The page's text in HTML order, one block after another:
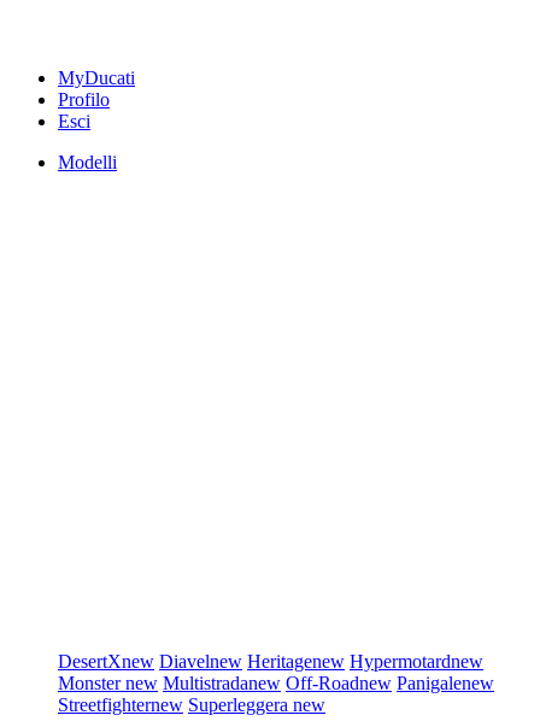
MyDucati
Profilo
Esci
Modelli
DesertXnew Diavelnew Heritagenew Hypermotardnew
Monsternew Multistradanew Off-Roadnew Panigalenew
Streetfighternew Superleggera new